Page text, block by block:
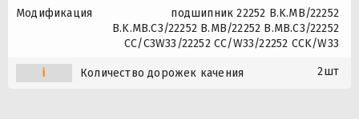
Модификация
подшипник 22252 B.K.MB/22252
B.K.MB.C3/22252 B.MB/22252 B.MB.C3/22252
CC/C3W33/22252 CC/W33/22252 CCK/W33
i Количество дорожек качения 2шт